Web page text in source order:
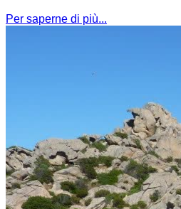
Per saperne di più...